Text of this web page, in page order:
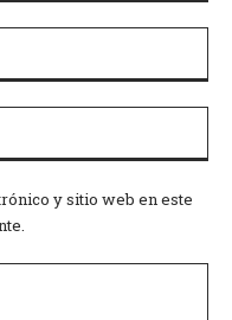
y sitio web en este